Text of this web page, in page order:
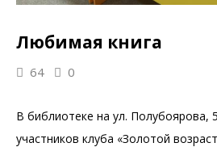
Любимая книга
64 0
В библиотеке на ул. Полубоярова,
участников клуба «Золотой